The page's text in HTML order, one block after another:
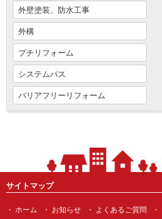
外壁塗装、防水工事
外構
プチリフォーム
システムバス
バリアフリーリフォーム
サイトマップ
ホーム お知らせ よくあるご質問